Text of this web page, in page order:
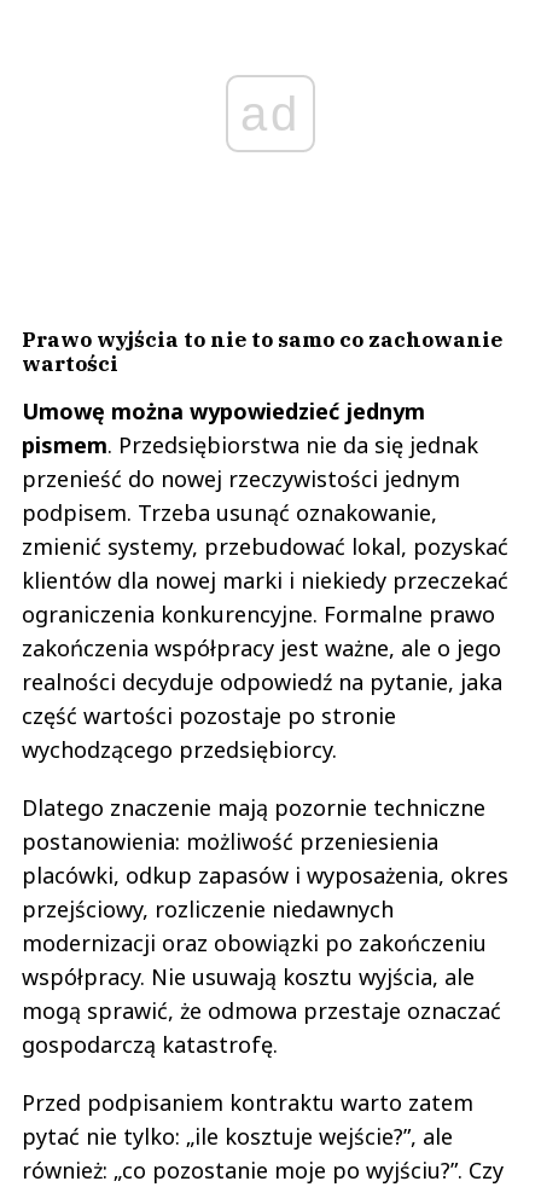
ad
Prawo wyjścia to nie to samo co zachowanie
wartości
Umowę można wypowiedzieć jednym
pismem. Przedsiębiorstwa nie da się jednak
przenieść do nowej rzeczywistości jednym
podpisem. Trzeba usunąć oznakowanie,
zmienić systemy, przebudować lokal, pozyskać
klientów dla nowej marki i niekiedy przeczekać
ograniczenia konkurencyjne. Formalne prawo
zakończenia współpracy jest ważne, ale o jego
realności decyduje odpowiedź na pytanie, jaka
część wartości pozostaje po stronie
wychodzącego przedsiębiorcy.
Dlatego znaczenie mają pozornie techniczne
postanowienia: możliwość przeniesienia
placówki, odkup zapasów i wyposażenia, okres
przejściowy, rozliczenie niedawnych
modernizacji oraz obowiązki po zakończeniu
współpracy. Nie usuwają kosztu wyjścia, ale
mogą sprawić, że odmowa przestaje oznaczać
gospodarczą katastrofę.
Przed podpisaniem kontraktu warto zatem
pytać nie tylko: „ile kosztuje wejście?”, ale
również: „co pozostanie moje po wyjściu?”. Czy